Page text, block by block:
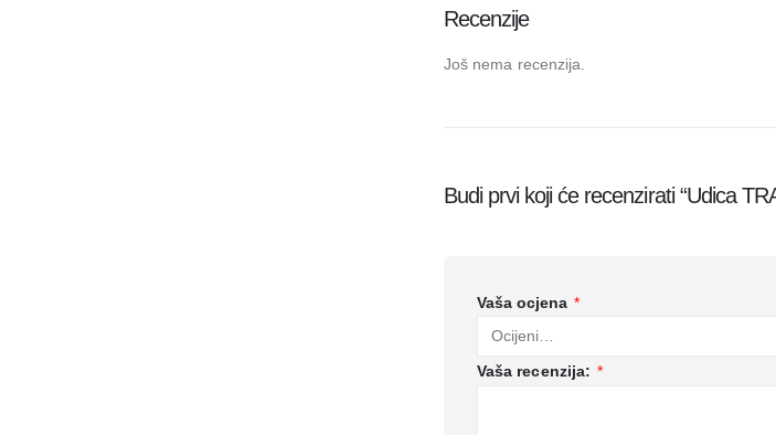
Recenzije
Još nema recenzija.
Budi prvi koji će recenzirati “Udica
Vaša ocjena *
Vaša recenzija: *